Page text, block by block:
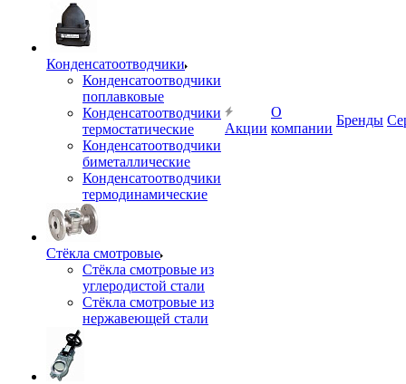
Конденсатоотводчики
Конденсатоотводчики
поплавковые
Конденсатоотводчики
термостатические
Конденсатоотводчики
биметаллические
Конденсатоотводчики
термодинамические
Стёкла смотровые
Стёкла смотровые из
углеродистой стали
Стёкла смотровые из
нержавеющей стали
Акции
О
компании
Бренды